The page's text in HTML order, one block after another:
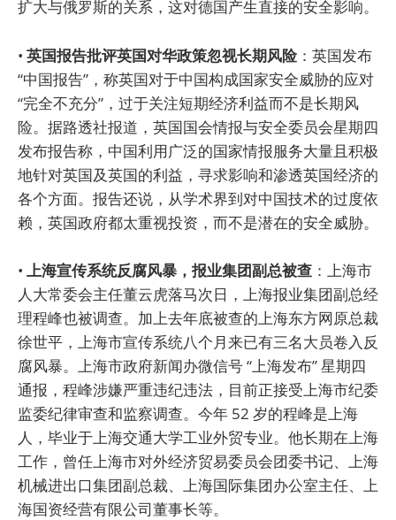
扩大与俄罗斯的关系，这对德国产生直接的安全影响。
• 英国报告批评英国对华政策忽视长期风险：英国发布
“中国报告”，称英国对于中国构成国家安全威胁的应对
“完全不充分”，过于关注短期经济利益而不是长期风
险。据路透社报道，英国国会情报与安全委员会星期四
发布报告称，中国利用广泛的国家情报服务大量且积极
地针对英国及英国的利益，寻求影响和渗透英国经济的
各个方面。报告还说，从学术界到对中国技术的过度依
赖，英国政府都太重视投资，而不是潜在的安全威胁。
• 上海宣传系统反腐风暴，报业集团副总被查 ：上海市
人大常委会主任董云虎落马次日，上海报业集团副总经
理程峰也被调查。加上去年底被查的上海东方网原总裁
徐世平，上海市宣传系统八个月来已有三名大员卷入反
腐风暴。上海市政府新闻办微信号 “上海发布” 星期四
通报，程峰涉嫌严重违纪违法，目前正接受上海市纪委
监委纪律审查和监察调查。今年 52 岁的程峰是上海
人，毕业于上海交通大学工业外贸专业。他长期在上海
工作，曾任上海市对外经济贸易委员会团委书记、上海
机械进出口集团副总裁、上海国际集团办公室主任、上
海国资经营有限公司董事长等。